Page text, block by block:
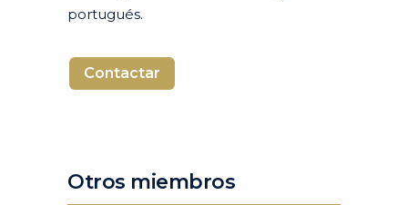
portugués.
Contactar
Otros miembros